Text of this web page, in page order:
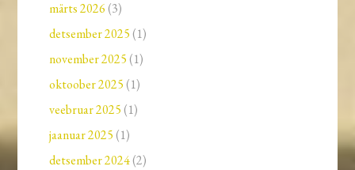
märts 2026 (3)
detsember 2025 (1)
november 2025 (1)
oktoober 2025 (1)
veebruar 2025 (1)
jaanuar 2025 (1)
detsember 2024(2)